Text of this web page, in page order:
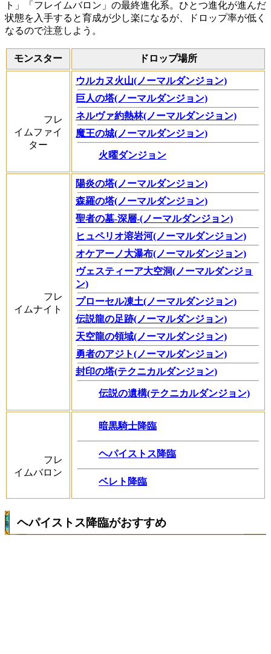
ト」「フレイムバロン」の最終進化系。ひとつ進化が進んだ
状態を入手すると育成が少し楽になるが、ドロップ率が低く
なるので注意しよう。
モンスター ドロップ場所
フレ
イムファイ
ター
ウルカヌ火山(ノーマルダンジョン)
巨人の塔(ノーマルダンジョン)
ネルヴァ約熱林(ノーマルダンジョン)
魔王の城(ノーマルダンジョン)
火曜ダンジョン
フレ
イムナイト
陽炎の塔(ノーマルダンジョン)
森羅の塔(ノーマルダンジョン)
聖者の墓-深層-(ノーマルダンジョン)
ヒュペリオ溶岩河(ノーマルダンジョン)
オケアーノ大瀑布(ノーマルダンジョン)
ヴェスティーア大空洞(ノーマルダンジョ
ン)
プローセル凍土(ノーマルダンジョン)
伝説龍の足跡(ノーマルダンジョン)
天空龍の領域(ノーマルダンジョン)
勇者のアジト(ノーマルダンジョン)
封印の塔(テクニカルダンジョン)
伝説の遺構(テクニカルダンジョン)
フレ
イムバロン
暗黒騎士降臨
ヘパイストス降臨
ベレト降臨
ヘパイストス降臨がおすすめ